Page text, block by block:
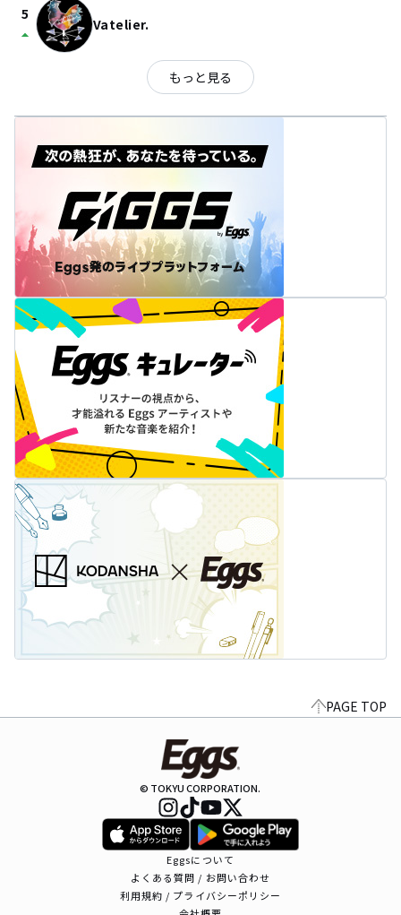
5
arrow_drop_up Vatelier.
もっと見る
PAGE TOP
© TOKYU CORPORATION.
Eggsについて
よくある質問 / お問い合わせ
利用規約 / プライバシーポリシー